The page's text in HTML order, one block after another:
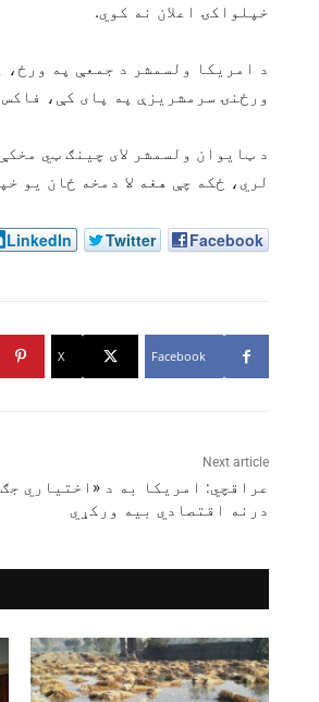
خپلواکۍ اعلان نه کوي.
د امریکا ولسمشر د جمعې په
ورځنۍ سرمشریزې په پای کې،
د ټایوان ولسمشر لای چینګ ټي
لري، ځکه چې هغه لا دمخه ځان یو
Facebook
Twitter
LinkedIn
Facebook
X
Next article
عراقچي: امریکا به د «اختیاري
درنه اقتصادي بیه ورکړي